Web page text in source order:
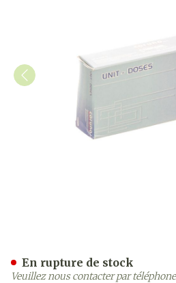
En rupture de stock
Veuillez nous contacter par